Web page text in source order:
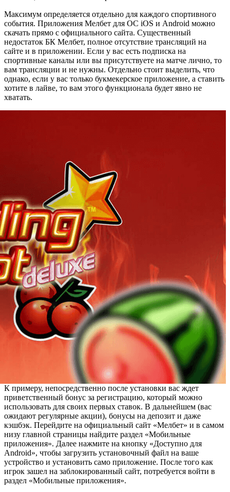
Максимум определяется отдельно для каждого спортивного
события. Приложения Мелбет для ОС iOS и Android можно
скачать прямо с официального сайта. Существенный
недостаток БК Мелбет, полное отсутствие трансляций на
сайте и в приложении. Если у вас есть подписка на
спортивные каналы или вы присутствуете на матче лично, то
вам трансляции и не нужны. Отдельно стоит выделить, что
однако, если у вас только букмекерское приложение, а ставить
хотите в лайве, то вам этого функционала будет явно не
хватать.
К примеру, непосредственно после установки вас ждет
приветственный бонус за регистрацию, который можно
использовать для своих первых ставок. В дальнейшем (вас
ожидают регулярные акции), бонусы на депозит и даже
кэшбэк. Перейдите на официальный сайт «Мелбет» и в самом
низу главной страницы найдите раздел «Мобильные
приложения». Далее нажмите на кнопку «Доступно для
Android», чтобы загрузить установочный файл на ваше
устройство и установить само приложение. После того как
игрок зашел на заблокированный сайт, потребуется войти в
раздел «Мобильные приложения».